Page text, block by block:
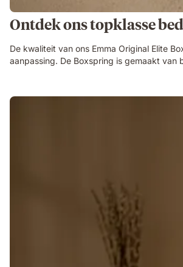
Ontdek ons topklasse bed
De kwaliteit van ons Emma Original Elite
aanpassing. De Boxspring is gemaakt